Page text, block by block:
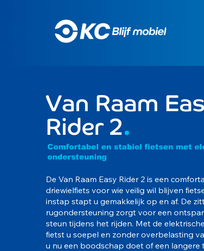
Van Raam
Rider 2.
Comfortabel en stabiel fietsen met
ondersteuning
De Van Raam Easy Rider 2 is een
driewielfiets voor wie veilig wil blijven
instap stapt u gemakkelijk op en af. De
rugondersteuning zorgt voor een
steun tijdens het rijden. Met de
fietst u soepel en zonder overbelasting
u nu een boodschap doet of een langere